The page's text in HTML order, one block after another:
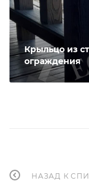
Крыльцо из
ограждения
НАЗАД К